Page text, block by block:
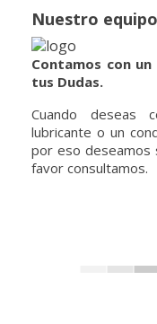
Nuestro equipo
Contamos con
tus Dudas.
Cuando deseas
lubricante o un
por eso
favor consultamos.